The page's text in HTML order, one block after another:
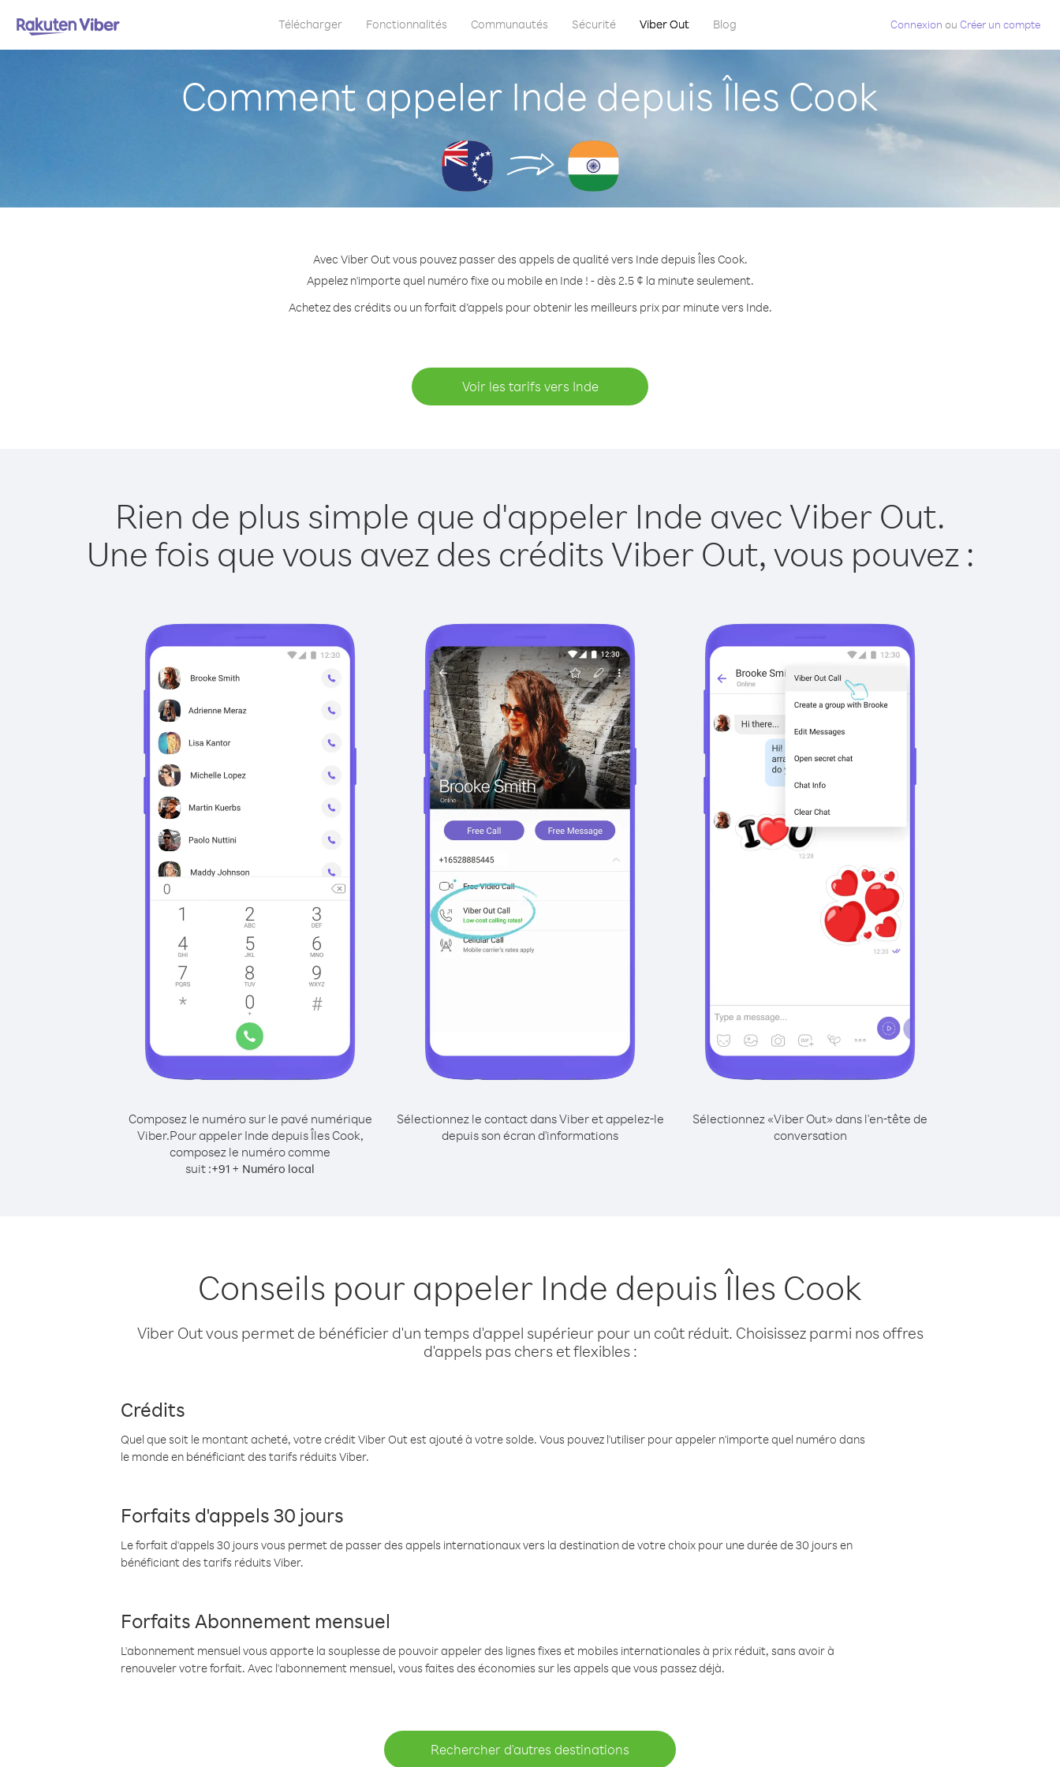
Télécharger Fonctionnalités Communautés Sécurité Viber Out Blog Connexion ou Créer un compte
Comment appeler Inde depuis Îles Cook
Avec Viber Out vous pouvez passer des appels de qualité vers Inde depuis Îles Cook.
Appelez n'importe quel numéro fixe ou mobile en Inde ! - dès 2.5 ¢ la minute seulement.
Achetez des crédits ou un forfait d’appels pour obtenir les meilleurs prix par minute vers Inde.
Voir les tarifs vers Inde
Rien de plus simple que d'appeler Inde avec Viber Out.
Une fois que vous avez des crédits Viber Out, vous pouvez :
Composez le numéro sur le pavé numérique
Viber.Pour appeler Inde depuis Îles Cook,
composez le numéro comme
suit :+91 + Numéro local
Sélectionnez le contact dans Viber et appelez-le
depuis son écran d'informations
Sélectionnez «Viber Out» dans l'en-tête de
conversation
Conseils pour appeler Inde depuis Îles Cook
Viber Out vous permet de bénéficier d'un temps d'appel supérieur pour un coût réduit. Choisissez parmi nos offres
d'appels pas chers et flexibles :
Crédits
Quel que soit le montant acheté, votre crédit Viber Out est ajouté à votre solde. Vous pouvez l'utiliser pour appeler n'importe quel numéro dans
le monde en bénéficiant des tarifs réduits Viber.
Forfaits d'appels 30 jours
Le forfait d'appels 30 jours vous permet de passer des appels internationaux vers la destination de votre choix pour une durée de 30 jours en
bénéficiant des tarifs réduits Viber.
Forfaits Abonnement mensuel
L'abonnement mensuel vous apporte la souplesse de pouvoir appeler des lignes fixes et mobiles internationales à prix réduit, sans avoir à
renouveler votre forfait. Avec l'abonnement mensuel, vous faites des économies sur les appels que vous passez déjà.
Rechercher d'autres destinations